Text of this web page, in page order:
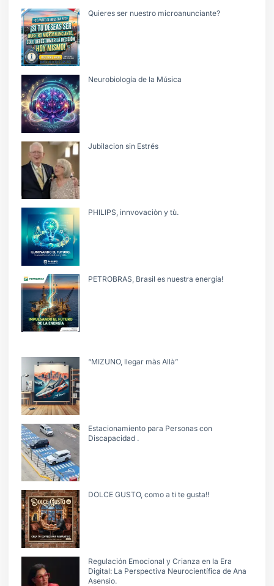
Quieres ser nuestro microanunciante?
Neurobiología de la Música
Jubilacion sin Estrés
PHILIPS, innvovaciòn y tù.
PETROBRAS, Brasil es nuestra energía!
“MIZUNO, llegar màs Allà”
Estacionamiento para Personas con
Discapacidad .
DOLCE GUSTO, como a ti te gusta!!
Regulación Emocional y Crianza en la Era
Digital: La Perspectiva Neurocientífica de Ana
Asensio.